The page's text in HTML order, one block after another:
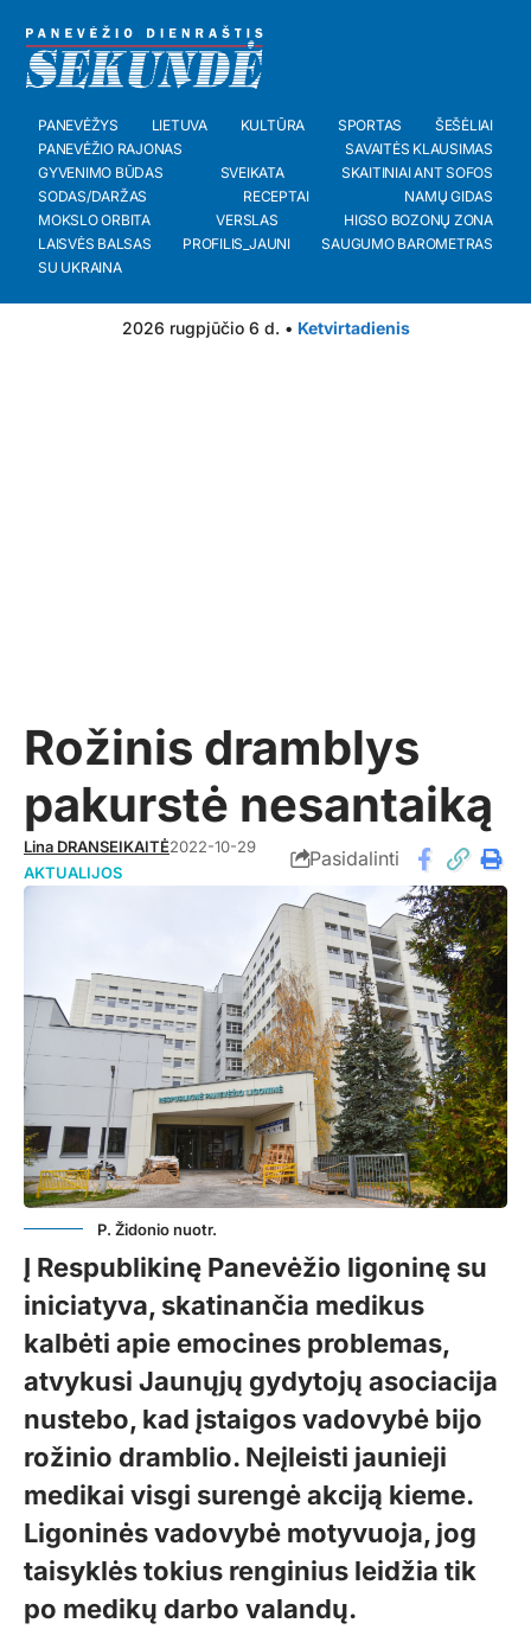
PANEVĖŽYS LIETUVA KULTŪRA SPORTAS
ŠEŠĖLIAI
PANEVĖŽIO RAJONAS
SAVAITĖS KLAUSIMAS
GYVENIMO BŪDAS
SVEIKATA
SKAITINIAI ANT SOFOS
SODAS/DARŽAS
RECEPTAI
NAMŲ GIDAS
MOKSLO ORBITA
VERSLAS
HIGSO BOZONŲ ZONA
LAISVĖS BALSAS
PROFILIS_JAUNI
SAUGUMO BAROMETRAS
SU UKRAINA
2026 rugpjūčio 6 d. • Ketvirtadienis
Rožinis dramblys
pakurstė nesantaiką
Lina DRANSEIKAITĖ2022-10-29
AKTUALIJOS
Pasidalinti
P. Židonio nuotr.
Į Respublikinę Panevėžio ligoninę su
iniciatyva, skatinančia medikus
kalbėti apie emocines problemas,
atvykusi Jaunųjų gydytojų asociacija
nustebo, kad įstaigos vadovybė bijo
rožinio dramblio. Neįleisti jaunieji
medikai visgi surengė akciją kieme.
Ligoninės vadovybė motyvuoja, jog
taisyklės tokius renginius leidžia tik
po medikų darbo valandų.